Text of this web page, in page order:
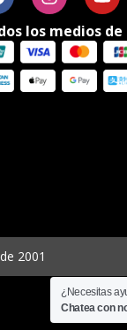
los medios
2001
¿Necesitas
Chatea con